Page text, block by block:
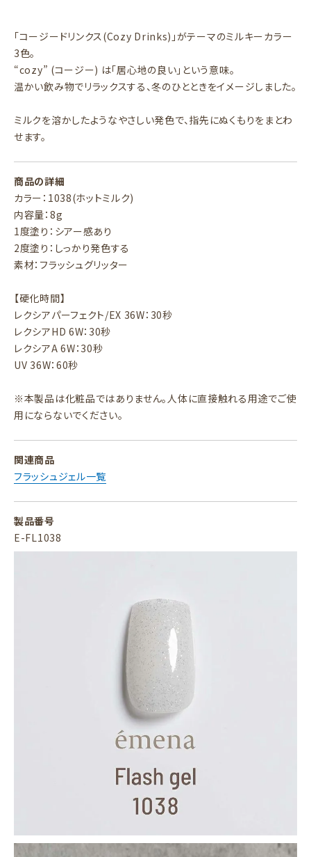
「コージードリンクス(Cozy Drinks)」がテーマのミルキーカラー
3色。
“cozy” (コージー) は「居心地の良い」という意味。
温かい飲み物でリラックスする、冬のひとときをイメージしました。
ミルクを溶かしたようなやさしい発色で、指先にぬくもりをまとわ
せます。
商品の詳細
カラー：1038(ホットミルク)
内容量：8g
1度塗り：シアー感あり
2度塗り：しっかり発色する
素材：フラッシュグリッター
【硬化時間】
レクシアパーフェクト/EX 36W：30秒
レクシアHD 6W：30秒
レクシアA 6W：30秒
UV 36W：60秒
※本製品は化粧品ではありません。人体に直接触れる用途でご使
用にならないでください。
関連商品
フラッシュジェル一覧
製品番号
E-FL1038